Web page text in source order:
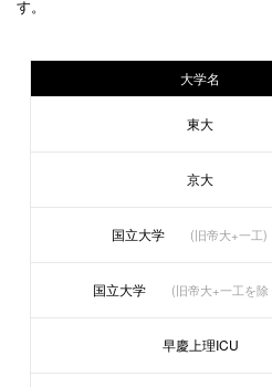
す。
大学名
東大
京大
国立大学 (旧帝大+一工)
国立大学 (旧帝大+一工を除
早慶上理ICU